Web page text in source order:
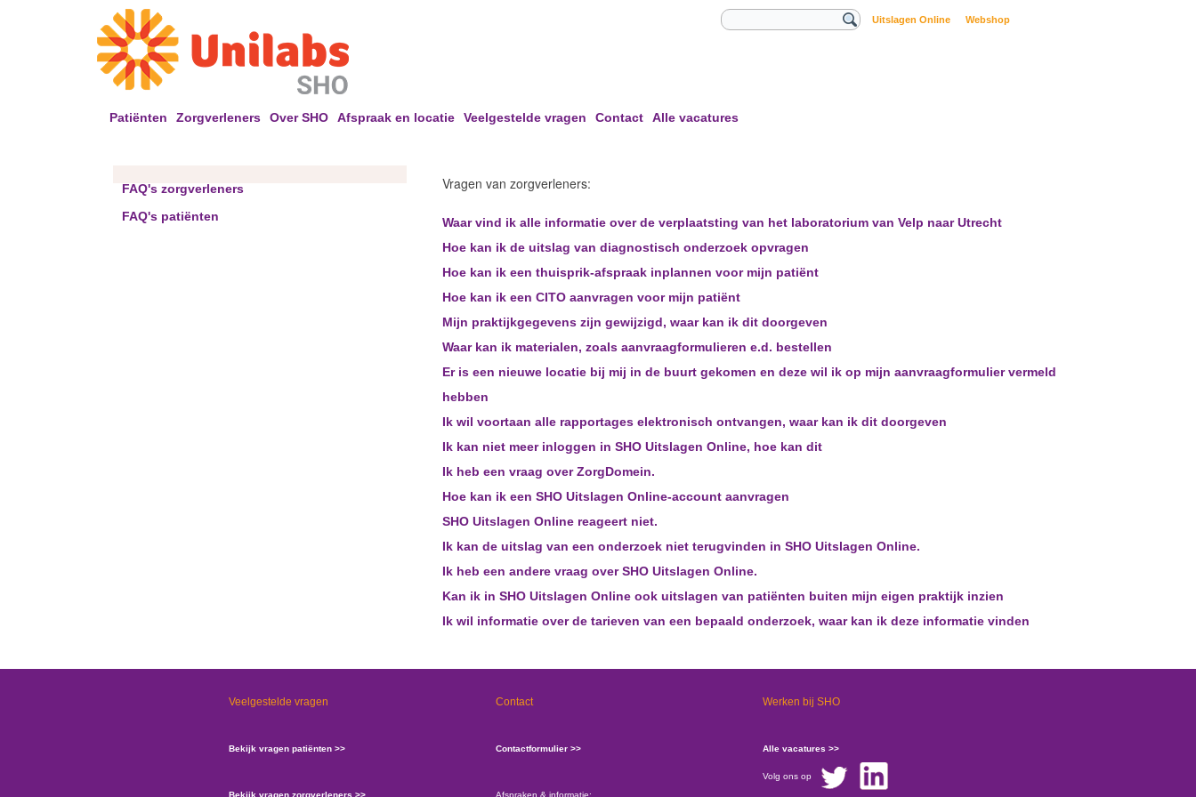
Uitslagen Online Webshop
Patiënten Zorgverleners Over SHO Afspraak en locatie Veelgestelde vragen Contact Alle vacatures
FAQ's zorgverleners
FAQ's patiënten
Vragen van zorgverleners:
Waar vind ik alle informatie over de verplaatsting van het laboratorium van Velp naar Utrecht
Hoe kan ik de uitslag van diagnostisch onderzoek opvragen
Hoe kan ik een thuisprik-afspraak inplannen voor mijn patiënt
Hoe kan ik een CITO aanvragen voor mijn patiënt
Mijn praktijkgegevens zijn gewijzigd, waar kan ik dit doorgeven
Waar kan ik materialen, zoals aanvraagformulieren e.d. bestellen
Er is een nieuwe locatie bij mij in de buurt gekomen en deze wil ik op mijn aanvraagformulier vermeld
hebben
Ik wil voortaan alle rapportages elektronisch ontvangen, waar kan ik dit doorgeven
Ik kan niet meer inloggen in SHO Uitslagen Online, hoe kan dit
Ik heb een vraag over ZorgDomein.
Hoe kan ik een SHO Uitslagen Online-account aanvragen
SHO Uitslagen Online reageert niet.
Ik kan de uitslag van een onderzoek niet terugvinden in SHO Uitslagen Online.
Ik heb een andere vraag over SHO Uitslagen Online.
Kan ik in SHO Uitslagen Online ook uitslagen van patiënten buiten mijn eigen praktijk inzien
Ik wil informatie over de tarieven van een bepaald onderzoek, waar kan ik deze informatie vinden
Veelgestelde vragen
Bekijk vragen patiënten >>
Bekijk vragen zorgverleners >>
Contact
Contactformulier >>
Afspraken & informatie:
Werken bij SHO
Alle vacatures >>
Volg ons op